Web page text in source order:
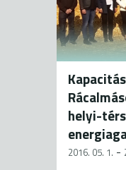
helyi-
2016. 05. 1. -